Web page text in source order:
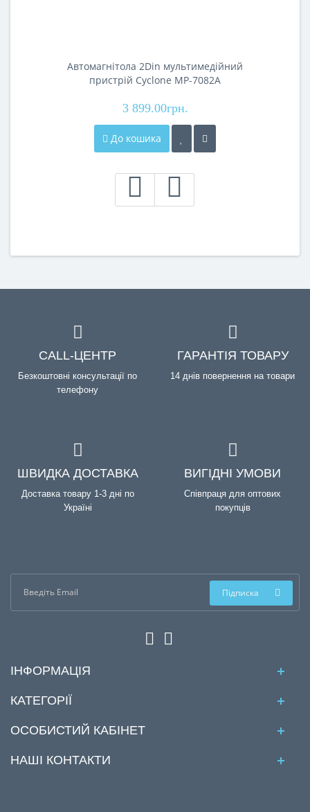
Автомагнітола 2Din мультимедійний
пристрій Cyclone MP-7082A
3 899.00грн.
До кошика
CALL-ЦЕНТР
Безкоштовні консультації по
телефону
ГАРАНТІЯ ТОВАРУ
14 днів повернення на товари
ШВИДКА ДОСТАВКА
Доставка товару 1-3 дні по
Україні
ВИГІДНІ УМОВИ
Співпраця для оптових
покупців
Підписка
ІНФОРМАЦІЯ
КАТЕГОРІЇ
ОСОБИСТИЙ КАБІНЕТ
НАШІ КОНТАКТИ